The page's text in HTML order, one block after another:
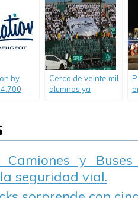
Técnica
by
Cerca de veinte mil
alumnos ya
Camiones y
seguridad vial.